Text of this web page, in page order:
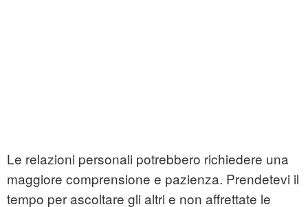
Le relazioni personali potrebbero richiedere una
maggiore comprensione e pazienza. Prendetevi il
tempo per ascoltare gli altri e non affrettate le